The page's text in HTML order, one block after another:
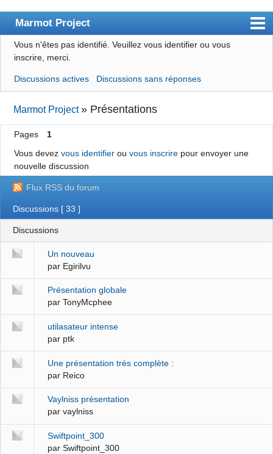
Marmot Project
Le site
Index
Liste des membres
Recherche
Inscription
S'identifier
Vous n'êtes pas identifié. Veuillez vous identifier ou vous
inscrire, merci.
Discussions actives Discussions sans réponses
Marmot Project » Présentations
Pages
1
Vous devez vous identifierou vous inscrirepour envoyer une
nouvelle discussion
Flux RSS du forum
Discussions [ 33 ]
Discussions
Un nouveau
par Egirilvu
Présentation globale
par TonyMcphee
utilasateur intense
par ptk
Une présentation très complète :
par Reico
Vaylniss présentation
par vaylniss
Swiftpoint_300
par Swiftpoint_300